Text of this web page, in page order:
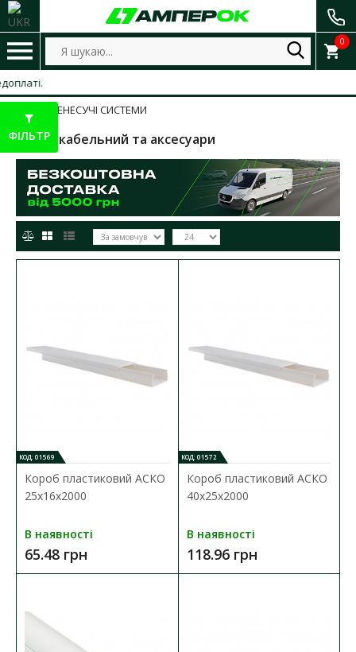
0
КАБЕЛЕНЕСУЧІ СИСТЕМИ
Короб кабельний та аксесуари
Короб пластиковий АСКО 25x16x2000
Наявність:
КОД: 01569
Короб пластиковий АСКО
25x16x2000
В наявності
65.48 грн
КОД: 01572
Короб пластиковий АСКО
40x25x2000
В наявності
118.96 грн
ФІЛЬТР